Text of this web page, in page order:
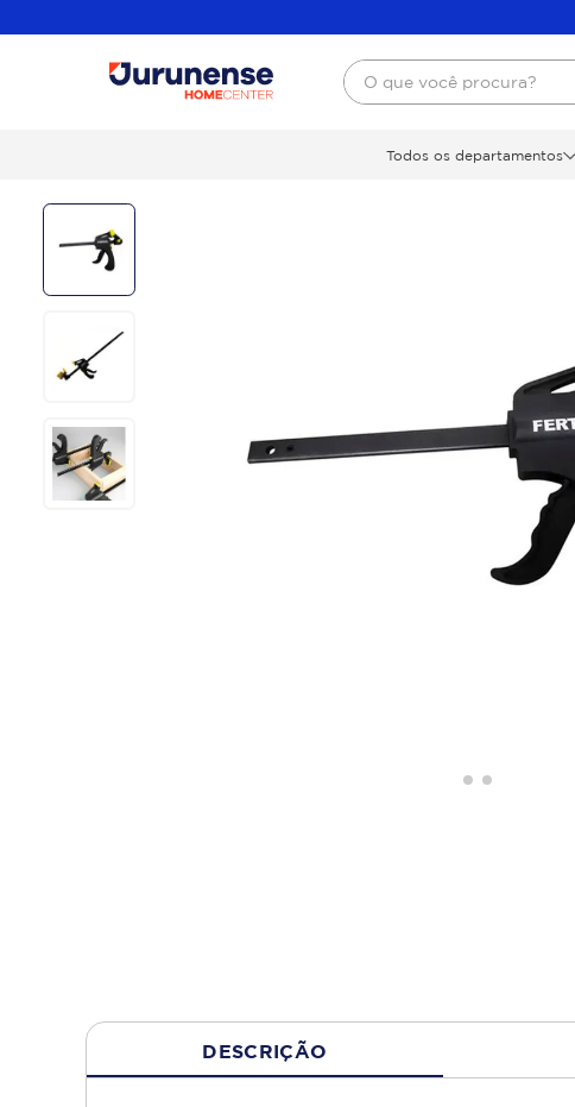
O que você procura?
Todos os departamentos
DESCRIÇÃO